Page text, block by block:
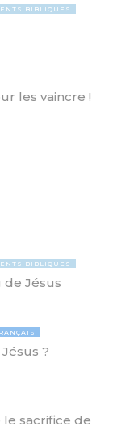
BIBLIQUES
les vaincre !
BIBLIQUES
de Jésus
?
sacrifice de